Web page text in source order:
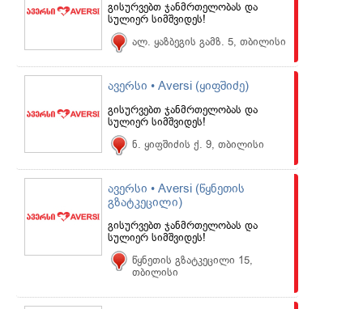
გისურვებთ ჯანმრთელობას და
სულიერ სიმშვიდეს!
ალ. ყაზბეგის გამზ. 5, თბილისი
ავერსი • Aversi (ყიფშიძე)
გისურვებთ ჯანმრთელობას და
სულიერ სიმშვიდეს!
ნ. ყიფშიძის ქ. 9, თბილისი
ავერსი • Aversi (წყნეთის
გზატკეცილი)
გისურვებთ ჯანმრთელობას და
სულიერ სიმშვიდეს!
წყნეთის გზატკეცილი 15,
თბილისი